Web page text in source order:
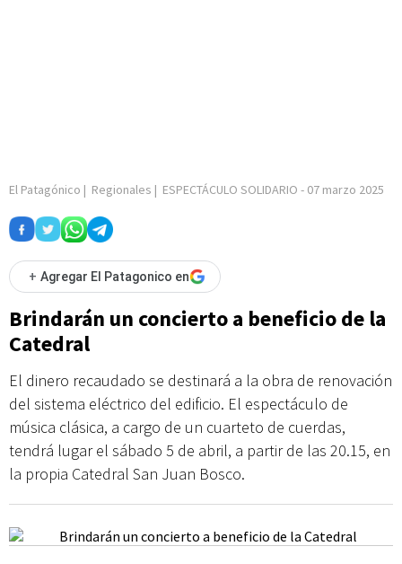
El Patagónico | Regionales | ESPECTÁCULO SOLIDARIO - 07 marzo 2025
+ Agregar El Patagonico en
Brindarán un concierto a beneficio de la
Catedral
El dinero recaudado se destinará a la obra de renovación
del sistema eléctrico del edificio. El espectáculo de
música clásica, a cargo de un cuarteto de cuerdas,
tendrá lugar el sábado 5 de abril, a partir de las 20.15, en
la propia Catedral San Juan Bosco.